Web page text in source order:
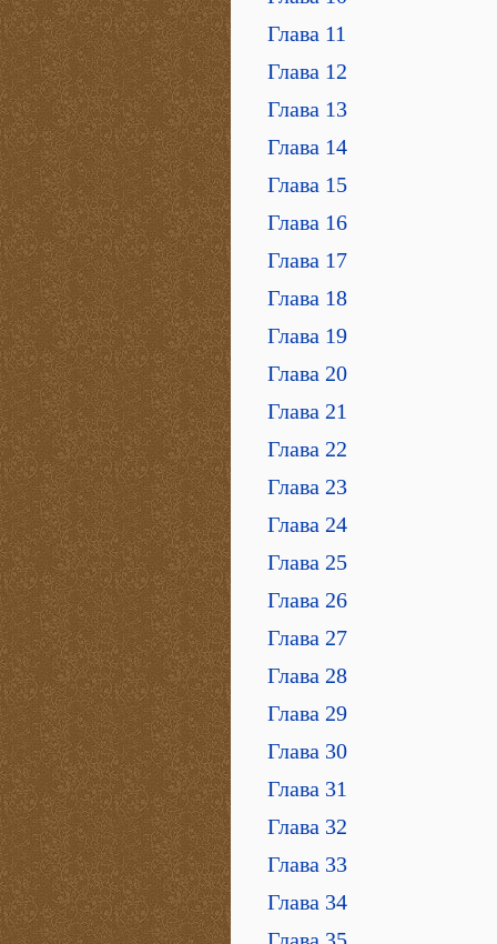
Глава 11
Глава 12
Глава 13
Глава 14
Глава 15
Глава 16
Глава 17
Глава 18
Глава 19
Глава 20
Глава 21
Глава 22
Глава 23
Глава 24
Глава 25
Глава 26
Глава 27
Глава 28
Глава 29
Глава 30
Глава 31
Глава 32
Глава 33
Глава 34